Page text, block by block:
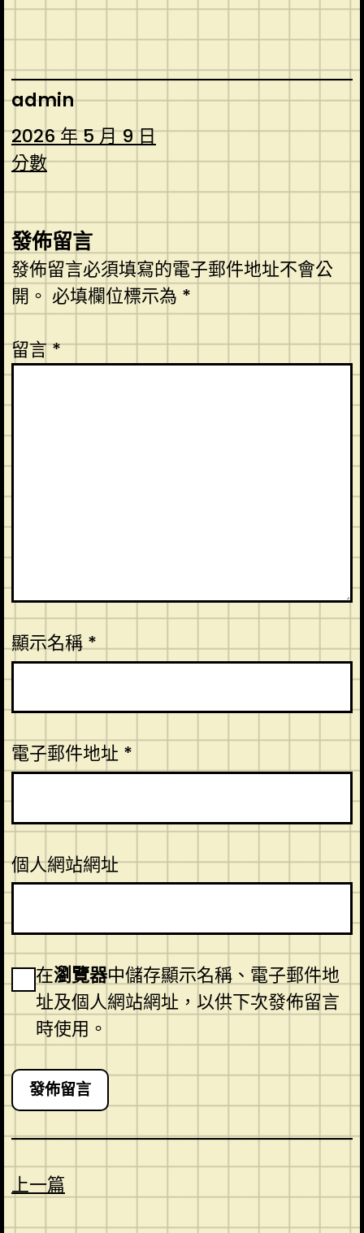
admin
2026 年 5 月 9 日
分數
發佈留言
發佈留言必須填寫的電子郵件地址不會公
開。 必填欄位標示為 *
留言*
顯示名稱*
電子郵件地址 *
個人網站網址
在瀏覽器中儲存顯示名稱、電子郵件地
址及個人網站網址，以供下次發佈留言
時使用。
上一篇